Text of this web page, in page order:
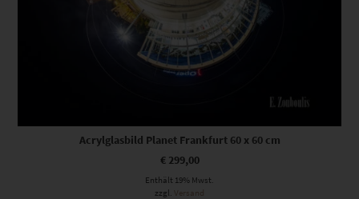
Acrylglasbild Planet Frankfurt 60 x 60 cm
€299,00
Enthält 19% Mwst.
zzgl.
Versand